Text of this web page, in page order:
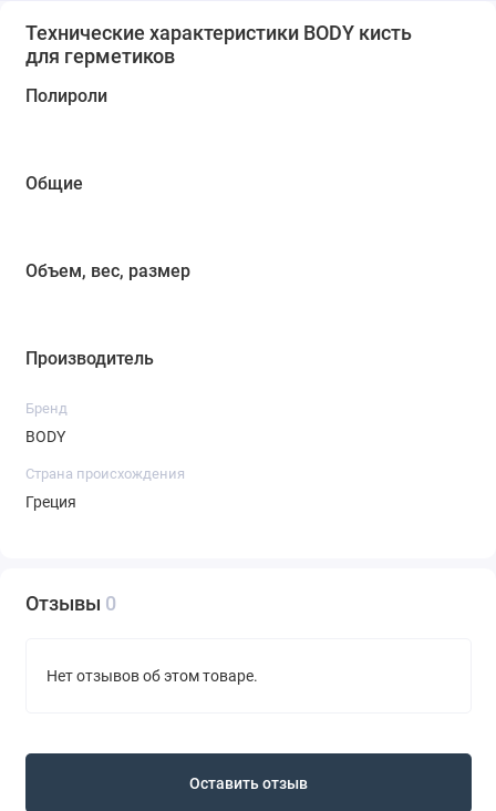
Технические характеристики BODY кисть
для герметиков
Полироли
Общие
Объем, вес, размер
Производитель
Бренд
BODY
Страна происхождения
Греция
Отзывы 0
Нет отзывов об этом товаре.
Оставить отзыв